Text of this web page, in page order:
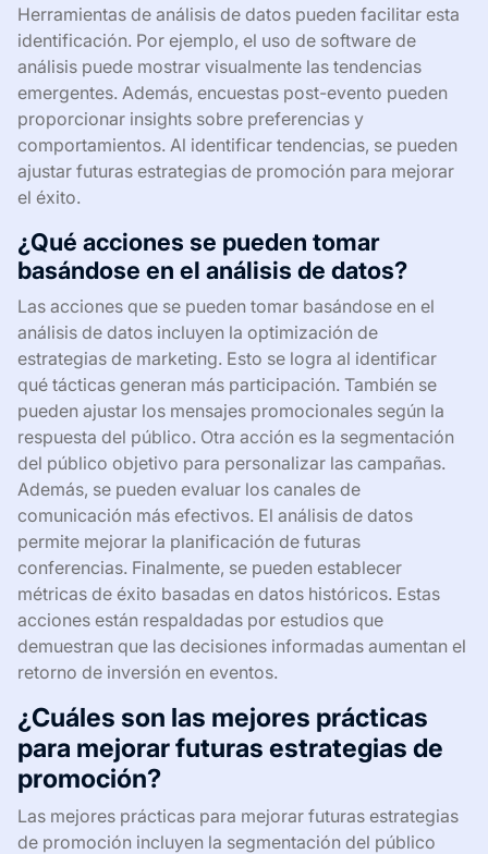
Herramientas de análisis de datos pueden facilitar esta
identificación. Por ejemplo, el uso de software de
análisis puede mostrar visualmente las tendencias
emergentes. Además, encuestas post-evento pueden
proporcionar insights sobre preferencias y
comportamientos. Al identificar tendencias, se pueden
ajustar futuras estrategias de promoción para mejorar
el éxito.
¿Qué acciones se pueden tomar
basándose en el análisis de datos?
Las acciones que se pueden tomar basándose en el
análisis de datos incluyen la optimización de
estrategias de marketing. Esto se logra al identificar
qué tácticas generan más participación. También se
pueden ajustar los mensajes promocionales según la
respuesta del público. Otra acción es la segmentación
del público objetivo para personalizar las campañas.
Además, se pueden evaluar los canales de
comunicación más efectivos. El análisis de datos
permite mejorar la planificación de futuras
conferencias. Finalmente, se pueden establecer
métricas de éxito basadas en datos históricos. Estas
acciones están respaldadas por estudios que
demuestran que las decisiones informadas aumentan el
retorno de inversión en eventos.
¿Cuáles son las mejores prácticas
para mejorar futuras estrategias de
promoción?
Las mejores prácticas para mejorar futuras estrategias
de promoción incluyen la segmentación del público